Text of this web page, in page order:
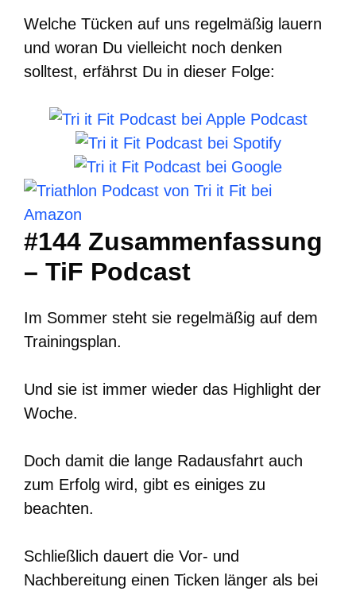
Welche Tücken auf uns regelmäßig lauern
und woran Du vielleicht noch denken
solltest, erfährst Du in dieser Folge:
#144 Zusammenfassung
– TiF Podcast
Im Sommer steht sie regelmäßig auf dem
Trainingsplan.
Und sie ist immer wieder das Highlight der
Woche.
Doch damit die lange Radausfahrt auch
zum Erfolg wird, gibt es einiges zu
beachten.
Schließlich dauert die Vor- und
Nachbereitung einen Ticken länger als bei